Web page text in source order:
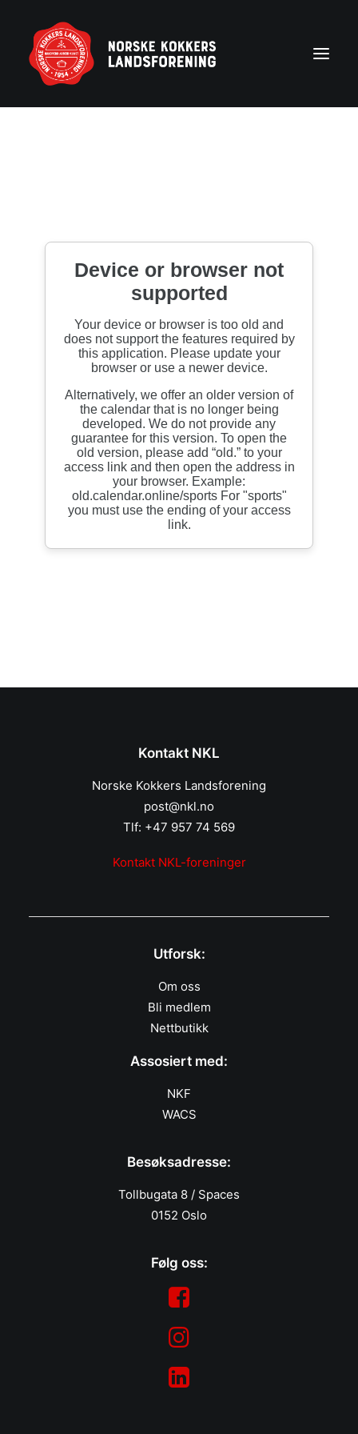
Rekruttering
Konkurranser
BLI MEDLEM
Search
Kontakt NKL
Norske Kokkers Landsforening
post@nkl.no
Tlf: +47 957 74 569
Kontakt NKL-foreninger
Utforsk:
Om oss
Bli medlem
Nettbutikk
Assosiert med:
NKF
WACS
Besøksadresse:
Tollbugata 8 / Spaces
0152 Oslo
Følg oss: